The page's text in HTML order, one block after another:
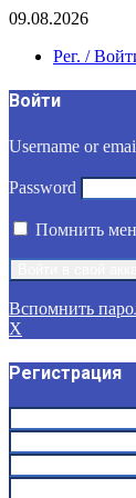
09.08.2026
Рег. /
Войти
Username or
Password
Помнить
Вспомнить
X
Регистрация